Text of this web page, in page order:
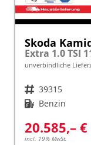
Skoda
Extra 1.0 TSI
unverbindliche
Fahrzeugnr. 39315
Kraftstoff Benzin
20.585,– €
incl. 19% MwSt.